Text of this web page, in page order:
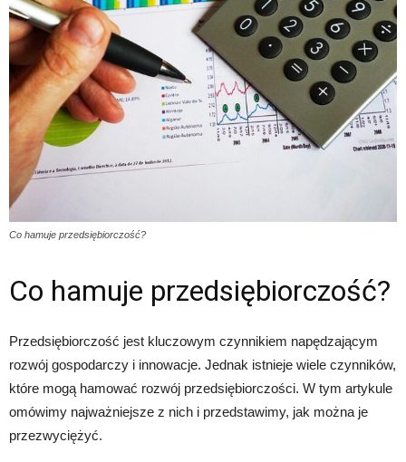
Co hamuje przedsiębiorczość?
Co hamuje przedsiębiorczość?
Przedsiębiorczość jest kluczowym czynnikiem napędzającym
rozwój gospodarczy i innowacje. Jednak istnieje wiele czynników,
które mogą hamować rozwój przedsiębiorczości. W tym artykule
omówimy najważniejsze z nich i przedstawimy, jak można je
przezwyciężyć.